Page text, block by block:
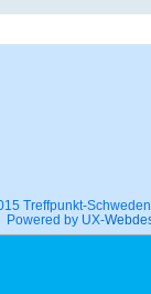
Treffpunkt-
Powered by UX-